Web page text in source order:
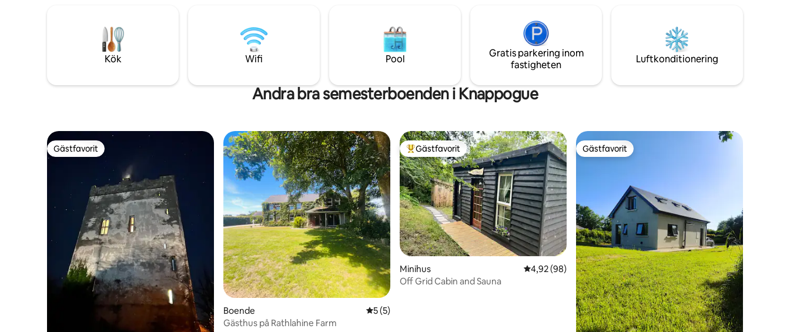
den perfekta platsen för avkoppling.
drive ! Limerick approx 30 mins, great
location for Adare 40 min away , Ennis &
Shannon approx 15 mins drive !
Kök Wifi Pool
Gratis parkering inom
fastigheten
Luftkonditionering
Andra bra semesterboenden i Knappogue
Gästfavorit
Gästfavorit
Boende 5 av 5 i genomsnittligt betyg, 5 omdömen
5 (5)
Gästhus på Rathlahine Farm
Populär gästfavorit
Gästfavorit
Minihus 4,92 av 5 i genomsnittligt betyg, 98 omdömen
4,92 (98)
Off Grid Cabin and Sauna
Gästfavorit
Gästfavorit